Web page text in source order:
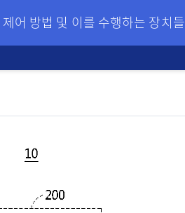
어 방법 및 이를 수행하는 장치들